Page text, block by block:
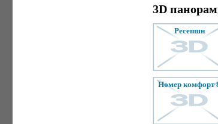
3D
ресепшн
номер комфорт